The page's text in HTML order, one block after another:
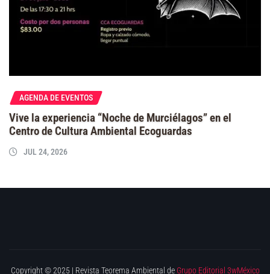
AGENDA DE EVENTOS
Vive la experiencia “Noche de Murciélagos” en el
Centro de Cultura Ambiental Ecoguardas
JUL 24, 2026
Copyright © 2025 | Revista Teorema Ambiental de Grupo Editorial 3wMéxico